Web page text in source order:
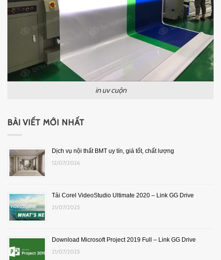
in uv cuộn
BÀI VIẾT MỚI NHẤT
Dịch vụ nội thất BMT uy tín, giá tốt, chất lượng
12/07/2026
Tải Corel VideoStudio Ultimate 2020 – Link GG Drive
21/07/2025
Download Microsoft Project 2019 Full – Link GG Drive
21/07/2025